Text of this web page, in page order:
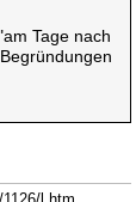
Tage nach